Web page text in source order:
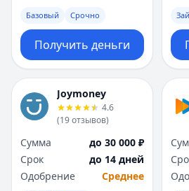
Базовый Срочно
Получить деньги
Joymoney
4.6
(19отзывов)
Сумма
до 30 000 ₽
Срок
до 14 дней
Одобрение
Среднее